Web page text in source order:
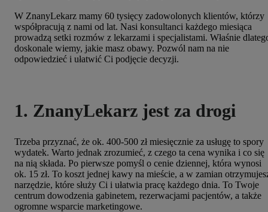
W ZnanyLekarz mamy 60 tysięcy zadowolonych klientów, którzy
współpracują z nami od lat. Nasi konsultanci każdego miesiąca
prowadzą setki rozmów z lekarzami i specjalistami. Właśnie
doskonale wiemy, jakie masz obawy. Pozwól nam na nie
odpowiedzieć i ułatwić Ci podjęcie decyzji.
1. ZnanyLekarz jest za drogi
Trzeba przyznać, że ok. 400-500 zł miesięcznie za usługę to spory
wydatek. Warto jednak zrozumieć, z czego ta cena wynika i co się
na nią składa. Po pierwsze pomyśl o cenie dziennej, która wynosi
ok. 15 zł. To koszt jednej kawy na mieście, a w zamian
narzędzie, które służy Ci i ułatwia pracę każdego dnia. To Twoje
centrum dowodzenia gabinetem, rezerwacjami pacjentów, a także
ogromne wsparcie marketingowe.